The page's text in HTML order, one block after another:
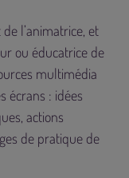
l’animatrice, et
ou éducatrice de
multimédia
écrans : idées
actions
de pratique de